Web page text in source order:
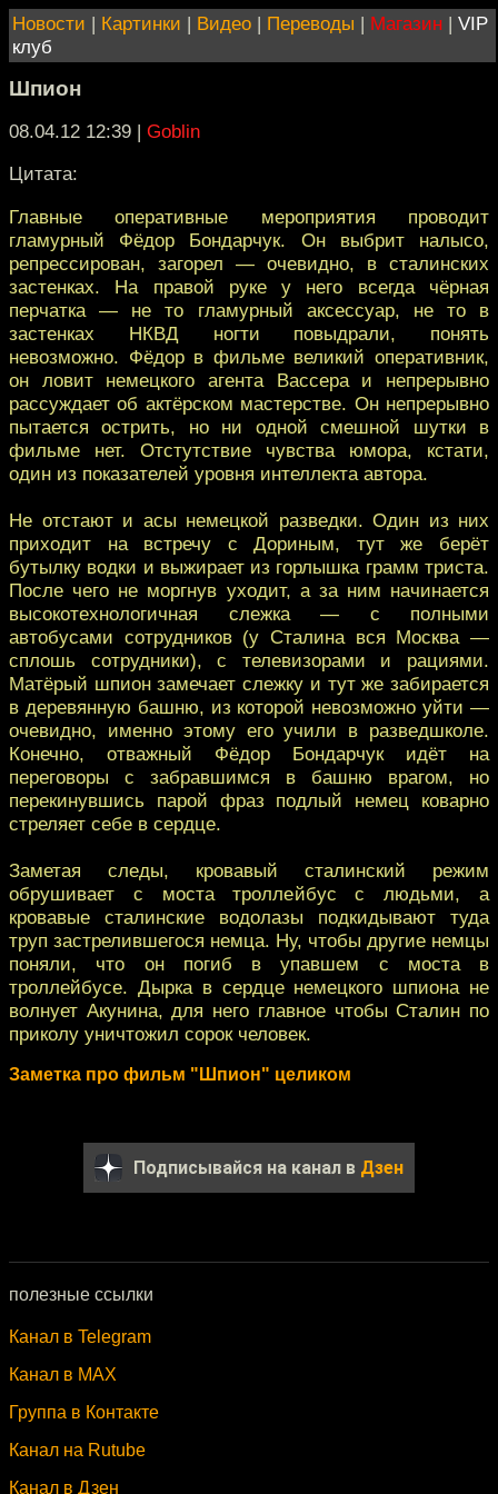
Новости | Картинки | Видео | Переводы | Магазин | VIP
клуб
Шпион
08.04.12 12:39 | Goblin
Цитата:
Главные оперативные мероприятия проводит
гламурный Фёдор Бондарчук. Он выбрит налысо,
репрессирован, загорел — очевидно, в сталинских
застенках. На правой руке у него всегда чёрная
перчатка — не то гламурный аксессуар, не то в
застенках НКВД ногти повыдрали, понять
невозможно. Фёдор в фильме великий оперативник,
он ловит немецкого агента Вассера и непрерывно
рассуждает об актёрском мастерстве. Он непрерывно
пытается острить, но ни одной смешной шутки в
фильме нет. Отстутствие чувства юмора, кстати,
один из показателей уровня интеллекта автора.
Не отстают и асы немецкой разведки. Один из них
приходит на встречу с Дориным, тут же берёт
бутылку водки и выжирает из горлышка грамм триста.
После чего не моргнув уходит, а за ним начинается
высокотехнологичная слежка — с полными
автобусами сотрудников (у Сталина вся Москва —
сплошь сотрудники), с телевизорами и рациями.
Матёрый шпион замечает слежку и тут же забирается
в деревянную башню, из которой невозможно уйти —
очевидно, именно этому его учили в разведшколе.
Конечно, отважный Фёдор Бондарчук идёт на
переговоры с забравшимся в башню врагом, но
перекинувшись парой фраз подлый немец коварно
стреляет себе в сердце.
Заметая следы, кровавый сталинский режим
обрушивает с моста троллейбус с людьми, а
кровавые сталинские водолазы подкидывают туда
труп застрелившегося немца. Ну, чтобы другие немцы
поняли, что он погиб в упавшем с моста в
троллейбусе. Дырка в сердце немецкого шпиона не
волнует Акунина, для него главное чтобы Сталин по
приколу уничтожил сорок человек.
Заметка про фильм "Шпион" целиком
Подписывайся на канал в Дзен
полезные ссылки
Канал в Telegram
Канал в MAX
Группа в Контакте
Канал на Rutube
Канал в Дзен